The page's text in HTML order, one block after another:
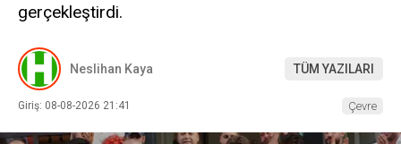
gerçekleştirdi.
Neslihan Kaya TÜM YAZILARI
Giriş: 08-08-2026 21:41 Çevre